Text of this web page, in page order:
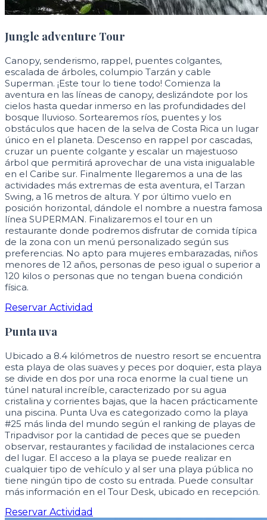
Jungle adventure Tour
Canopy, senderismo, rappel, puentes colgantes,
escalada de árboles, columpio Tarzán y cable
Superman. ¡Este tour lo tiene todo! Comienza la
aventura en las líneas de canopy, deslizándote por los
cielos hasta quedar inmerso en las profundidades del
bosque lluvioso. Sortearemos ríos, puentes y los
obstáculos que hacen de la selva de Costa Rica un lugar
único en el planeta. Descenso en rappel por cascadas,
cruzar un puente colgante y escalar un majestuoso
árbol que permitirá aprovechar de una vista inigualable
en el Caribe sur. Finalmente llegaremos a una de las
actividades más extremas de esta aventura, el Tarzan
Swing, a 16 metros de altura. Y por último vuelo en
posición horizontal, dándole el nombre a nuestra famosa
línea SUPERMAN. Finalizaremos el tour en un
restaurante donde podremos disfrutar de comida típica
de la zona con un menú personalizado según sus
preferencias. No apto para mujeres embarazadas, niños
menores de 12 años, personas de peso igual o superior a
120 kilos o personas que no tengan buena condición
física.
Reservar Actividad
Punta uva
Ubicado a 8.4 kilómetros de nuestro resort se encuentra
esta playa de olas suaves y peces por doquier, esta playa
se divide en dos por una roca enorme la cual tiene un
túnel natural increíble, caracterizado por su agua
cristalina y corrientes bajas, que la hacen prácticamente
una piscina. Punta Uva es categorizado como la playa
#25 más linda del mundo según el ranking de playas de
Tripadvisor por la cantidad de peces que se pueden
observar, restaurantes y facilidad de instalaciones cerca
del lugar. El acceso a la playa se puede realizar en
cualquier tipo de vehículo y al ser una playa pública no
tiene ningún tipo de costo su entrada. Puede consultar
más información en el Tour Desk, ubicado en recepción.
Reservar Actividad